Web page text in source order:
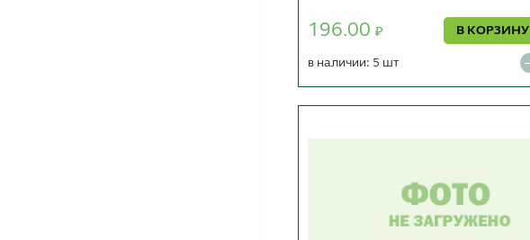
196.00₽ В КОРЗИНУ
в наличии: 5 шт